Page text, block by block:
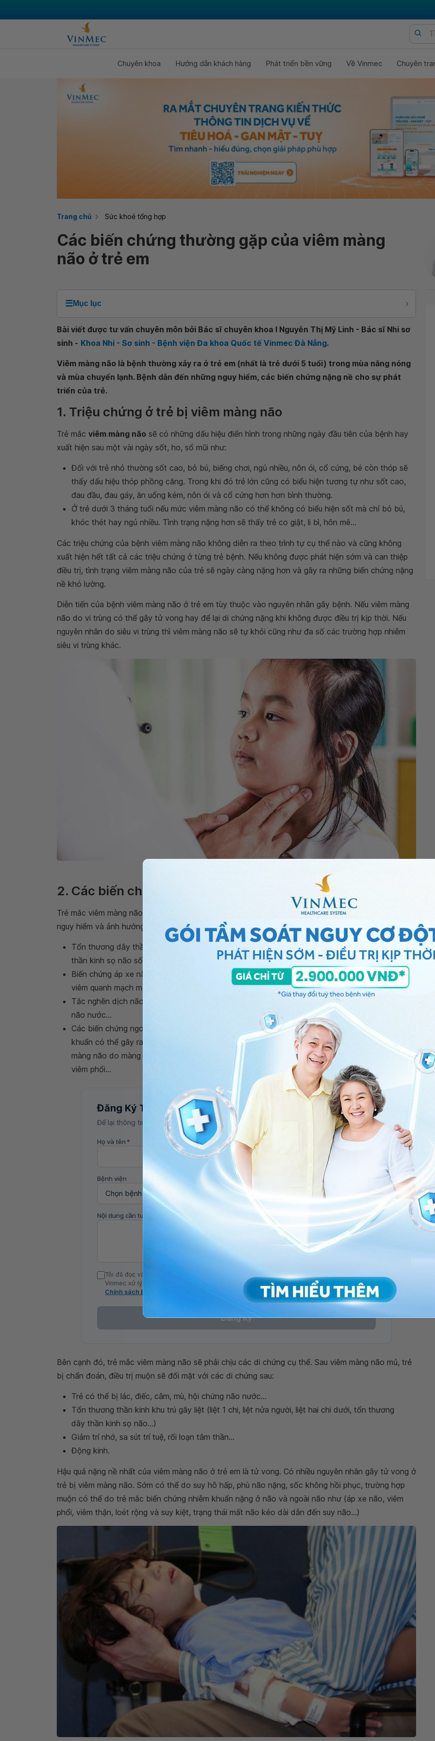
Chuyên khoa Hướng dẫn khách hàng Phát triển bền vững Về Vinmec Chuyên
Trang chủ Sức khoẻ tổng hợp
Các biến chứng thường gặp của viêm màng
não ở trẻ em
☰Mục lục
Bài viết được tư vấn chuyên môn bởi Bác sĩ chuyên khoa I Nguyễn Thị Mỹ Linh - Bác sĩ Nhi sơ
sinh - Khoa Nhi - Sơ sinh - Bệnh viện Đa khoa Quốc tế Vinmec Đà Nẵng.
Viêm màng não là bệnh thường xảy ra ở trẻ em (nhất là trẻ dưới 5 tuổi) trong mùa nắng nóng
và mùa chuyển lạnh. Bệnh dẫn đến những nguy hiểm, các biến chứng nặng nề cho sự phát
triển của trẻ.
1. Triệu chứng ở trẻ bị viêm màng não
Trẻ mắc viêm màng não sẽ có những dấu hiệu điển hình trong những ngày đầu tiên của bệnh hay
xuất hiện sau một vài ngày sốt, ho, sổ mũi như:
Đối với trẻ nhỏ thường sốt cao, bỏ bú, biếng chơi, ngủ nhiều, nôn ói, cổ cứng, bé còn thóp sẽ
thấy dấu hiệu thóp phồng căng. Trong khi đó trẻ lớn cũng có biểu hiện tương tự như sốt cao,
đau đầu, đau gáy, ăn uống kém, nôn ói và cổ cứng hơn hơn bình thường.
Ở trẻ dưới 3 tháng tuổi nếu mức viêm màng não có thể không có biểu hiện sốt mà chỉ bỏ bú,
khóc thét hay ngủ nhiều. Tình trạng nặng hơn sẽ thấy trẻ co giật, li bì, hôn mê...
Các triệu chứng của bệnh viêm màng não không diễn ra theo trình tự cụ thể nào và cũng không
xuất hiện hết tất cả các triệu chứng ở từng trẻ bệnh. Nếu không được phát hiện sớm và can thiệp
điều trị, tình trạng viêm màng não của trẻ sẽ ngày càng nặng hơn và gây ra những biến chứng nặng
nề khó lường.
Diễn tiến của bệnh viêm màng não ở trẻ em tùy thuộc vào nguyên nhân gây bệnh. Nếu viêm màng
não do vi trùng có thể gây tử vong hay để lại di chứng nặng khi không được điều trị kịp thời. Nếu
nguyên nhân do siêu vi trùng thì viêm màng não sẽ tự khỏi cũng như đa số các trường hợp nhiễm
siêu vi trùng khác.
2. Các biến chứng của viêm màng não ở trẻ em
Trẻ mắc viêm màng não nếu không được phát hiện, điều trị đúng cách sẽ gặp phải các biến chứng
nguy hiểm và ảnh hưởng nặng nề về sau. Cụ thể:
Tổn thương dây thần kinh sọ não: viêm màng não mủ có thể gây tổn thương đến các dây
thần kinh sọ não số II, III, IV, VI, VII, VIII...
Biến chứng áp xe não, áp xe màng cứng, các ổ tụ mủ dọc huyết quản, viêm tắc tĩnh mạch,
viêm quanh mạch máu não...
Tắc nghẽn dịch não tủy và dày dính màng não gây cản trở lưu thông dịch não tủy, hội chứng
não nước...
Các biến chứng ngoài hệ thần kinh, tùy theo nguyên nhân gây viêm màng não ở trẻ như vi
khuẩn có thể gây ra sốc độc tố, xuất huyết phủ tạng (gặp trong nhiễm khuẩn huyết, viêm
màng não do màng não cầu), viêm khớp, viêm nội tâm mạc, viêm ngoại tâm mạc, viêm thận,
viêm phổi...
Đăng Ký Tư Vấn
Để lại thông tin, bác sĩ Vinmec sẽ liên hệ tư vấn trong 24 giờ.
Họ và tên * Số điện thoại
Bệnh viện
Nội dung cần tư vấn
Tôi đã đọc và đồng ý với Chính sách bảo vệ dữ liệu cá nhân của Vinmec và chấp thuận để
Vinmec xử lý DLCN của tôi theo quy định của pháp luật về bảo vệ DLCN.
Chính sách bảo mật
Đăng Ký
Bên cạnh đó, trẻ mắc viêm màng não sẽ phải chịu các di chứng cụ thể. Sau viêm màng não mủ, trẻ
bị chẩn đoán, điều trị muộn sẽ đối mặt với các di chứng sau:
Trẻ có thể bị lác, điếc, câm, mù, hội chứng não nước...
Tổn thương thần kinh khu trú gây liệt (liệt 1 chi, liệt nửa người, liệt hai chi dưới, tổn thương
dây thần kinh sọ não...)
Giảm trí nhớ, sa sút trí tuệ, rối loạn tâm thần...
Động kinh.
Hậu quả nặng nề nhất của viêm màng não ở trẻ em là tử vong. Có nhiều nguyên nhân gây tử vong ở
trẻ bị viêm màng não. Sớm có thể do suy hô hấp, phù não nặng, sốc không hồi phục, trường hợp
muộn có thể do trẻ mắc biến chứng nhiễm khuẩn nặng ở não và ngoài não như (áp xe não, viêm
phổi, viêm thận, loét rộng và suy kiệt, trạng thái mất não kéo dài dẫn đến suy não...)